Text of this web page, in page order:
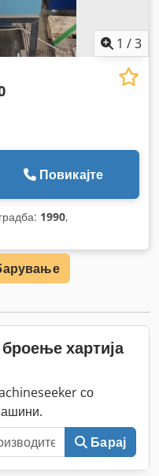
1 /3
Повикајте
1990,
хартија
со
Барај